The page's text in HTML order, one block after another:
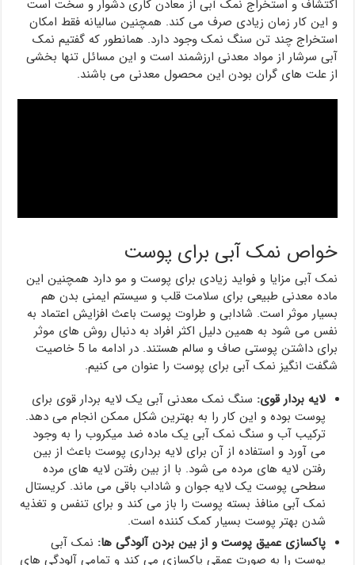
اکتشاف و استخراج نمک آبی از معادن کاری دشوار و سخت است
و این کار زمان زیادی صرف می کند. همچنین سالیانه فقط امکان
استخراج چند تن سنگ نمک وجود دارد. همانطور که گفتیم نمک
آبی سرشار از مواد معدنی ارزشمند است و این مسائل تنها بخشی
از علت های گران بودن این محصول معدنی می باشند.
خواص نمک آبی برای پوست
نمک آبی مزایا و فواید زیادی برای پوست و مو دارد همچنین این
ماده معدنی طبیعی برای سلامت قلب و سیستم ایمنی بدن هم
بسیار موثر است. شادابی و طراوت پوست باعث افزایش اعتماد به
نفس می شود به همین دلیل اکثر افراد به دنبال روش های موثر
برای داشتن پوستی صاف و سالم هستند. در ادامه ما 5 خاصیت
شگفت انگیز نمک آبی برای پوست را عنوان می کنیم.
لایه بردار قوی: سنگ نمک معدنی آبی یک لایه بردار قوی برای
پوست بوده و این کار را به بهترین شکل ممکن انجام می دهد.
ترکیب آب و سنگ نمک آبی یک ماده ضد میکروب را به وجود
می آورد و استفاده از آن برای لایه برداری پوست باعث از بین
رفتن لایه های مرده می شود. با از بین رفتن لایه های مرده
سطحی پوست یک لایه جوان و شاداب باقی می ماند. کریستال
نمک آبی منافذ بسته پوست را باز می کند و برای تنفس و تغذیه
شدن بهتر پوست بسیار کمک کننده است.
پاکسازی عمیق پوست و از بین بردن آلودگی ها: نمک آبی
پوست را به صورت عمقی پاکسازی می کند و تمامی آلودگی های